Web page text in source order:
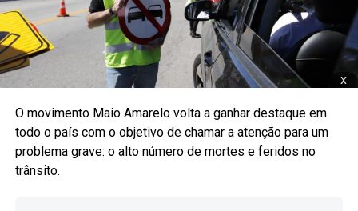
x
O movimento Maio Amarelo volta a ganhar destaque em
todo o país com o objetivo de chamar a atenção para um
problema grave: o alto número de mortes e feridos no
trânsito.